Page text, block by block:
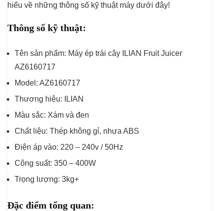
hiểu về những thông số kỹ thuật máy dưới đây!
Thông số kỹ thuật:
Tên sản phẩm: Máy ép trái cây ILIAN Fruit Juicer
AZ6160717
Model: AZ6160717
Thương hiệu: ILIAN
Màu sắc: Xám và đen
Chất liệu: Thép không gỉ, nhựa ABS
Điện áp vào: 220 – 240v / 50Hz
Công suất: 350 – 400W
Trọng lượng: 3kg+
Đặc điểm tổng quan: